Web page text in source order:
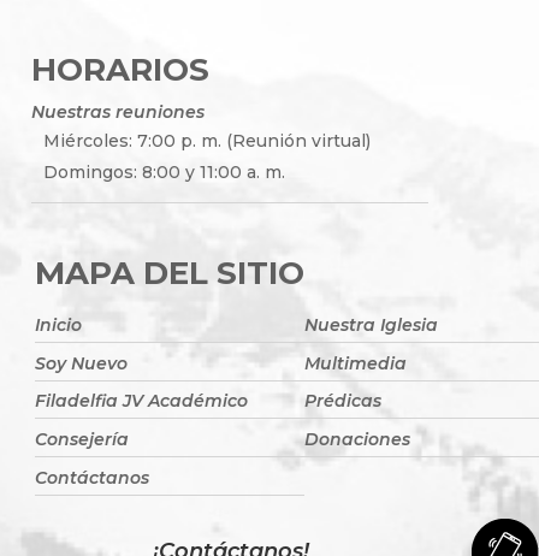
HORARIOS
Nuestras reuniones
Miércoles: 7:00 p. m. (Reunión virtual)
Domingos: 8:00 y 11:00 a. m.
MAPA DEL SITIO
Inicio
Nuestra Iglesia
Soy Nuevo
Multimedia
Filadelfia JV Académico
Prédicas
Consejería
Donaciones
Contáctanos